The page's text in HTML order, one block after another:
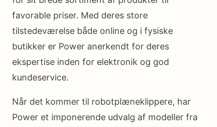
favorable priser. Med deres store
tilstedeværelse både online og i fysiske
butikker er Power anerkendt for deres
ekspertise inden for elektronik og god
kundeservice.
Når det kommer til robotplæneklippere, har
Power et imponerende udvalg af modeller fra